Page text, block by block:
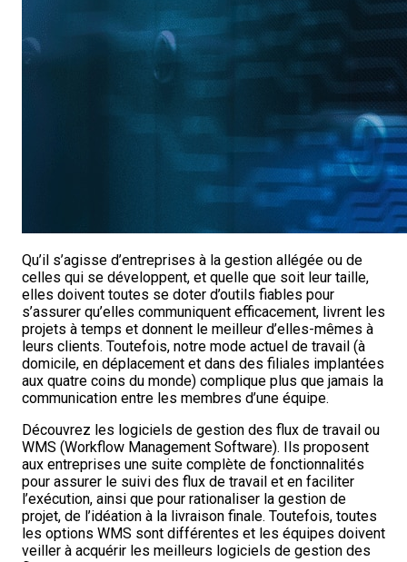
Qu’il s’agisse d’entreprises à la gestion allégée ou de
celles qui se développent, et quelle que soit leur taille,
elles doivent toutes se doter d’outils fiables pour
s’assurer qu’elles communiquent efficacement, livrent les
projets à temps et donnent le meilleur d’elles-mêmes à
leurs clients. Toutefois, notre mode actuel de travail (à
domicile, en déplacement et dans des filiales implantées
aux quatre coins du monde) complique plus que jamais la
communication entre les membres d’une équipe.
Découvrez les logiciels de gestion des flux de travail ou
WMS (Workflow Management Software). Ils proposent
aux entreprises une suite complète de fonctionnalités
pour assurer le suivi des flux de travail et en faciliter
l’exécution, ainsi que pour rationaliser la gestion de
projet, de l’idéation à la livraison finale. Toutefois, toutes
les options WMS sont différentes et les équipes doivent
veiller à acquérir les meilleurs logiciels de gestion des